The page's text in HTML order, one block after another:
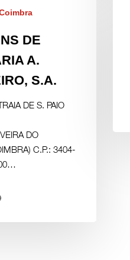
DE
A.
S.A.
DE S. PAIO
DO
C.P.: 3404-